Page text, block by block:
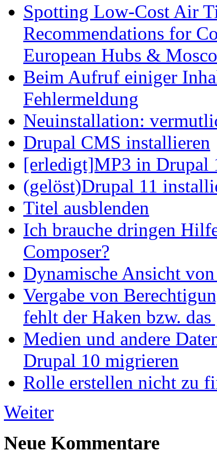
Spotting Low-Cost Air
Recommendations for
European Hubs &
Beim Aufruf einiger
Fehlermeldung
Neuinstallation:
Drupal CMS installieren
[erledigt]MP3 in Drupal
(gelöst)Drupal 11
Titel ausblenden
Ich brauche dringen
Composer?
Dynamische Ansicht
Vergabe von
fehlt der Haken bzw.
Medien und andere
Drupal 10 migrieren
Rolle erstellen nicht zu
Weiter
Neue Kommentare